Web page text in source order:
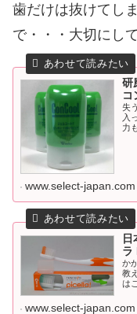
歯だけは抜けてし
で・・・大切にし
研
コ
失
入
力
www.select-japan.com
ラ
か
教
は
www.select-japan.com